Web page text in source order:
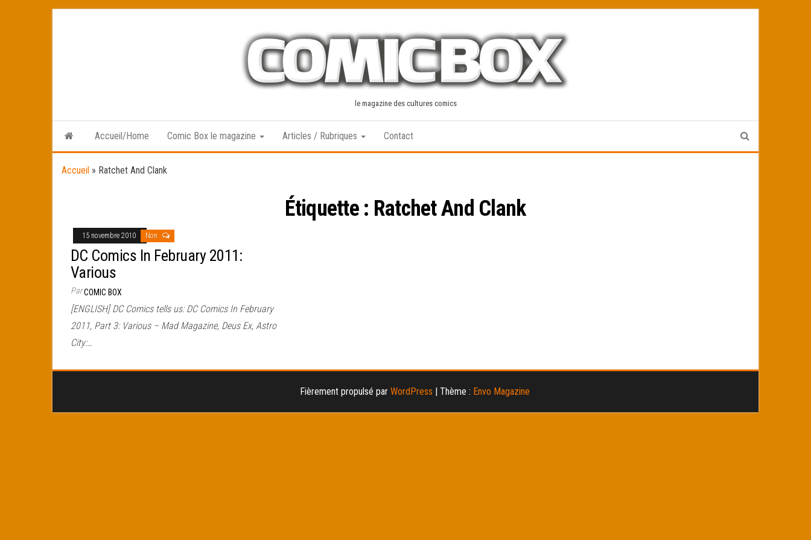
le magazine des cultures comics
Accueil/Home Comic Box le magazine Articles / Rubriques Contact
Accueil » Ratchet And Clank
Étiquette : Ratchet And Clank
15 novembre 2010 Non
DC Comics In February 2011:
Various
ParCOMIC BOX
[ENGLISH] DC Comics tells us: DC Comics In February
2011, Part 3: Various – Mad Magazine, Deus Ex, Astro
City:…
Fièrement propulsé par WordPress | Thème : Envo Magazine